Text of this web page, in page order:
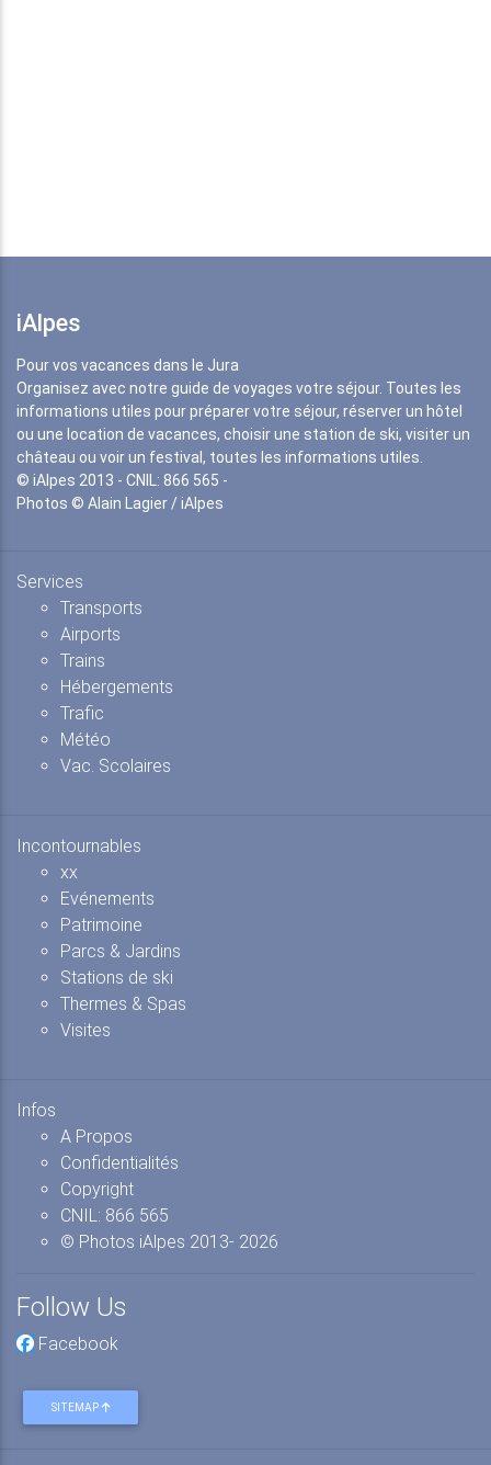
iAlpes
Pour vos vacances dans le Jura
Organisez avec notre guide de voyages votre séjour. Toutes les
informations utiles pour préparer votre séjour, réserver un hôtel
ou une location de vacances, choisir une station de ski, visiter un
château ou voir un festival, toutes les informations utiles.
© iAlpes 2013 - CNIL: 866 565 -
Photos © Alain Lagier / iAlpes
Services
Transports
Airports
Trains
Hébergements
Trafic
Météo
Vac. Scolaires
Incontournables
xx
Evénements
Patrimoine
Parcs & Jardins
Stations de ski
Thermes & Spas
Visites
Infos
A Propos
Confidentialités
Copyright
CNIL: 866 565
© Photos iAlpes 2013- 2026
Follow Us
Facebook
SITEMAP